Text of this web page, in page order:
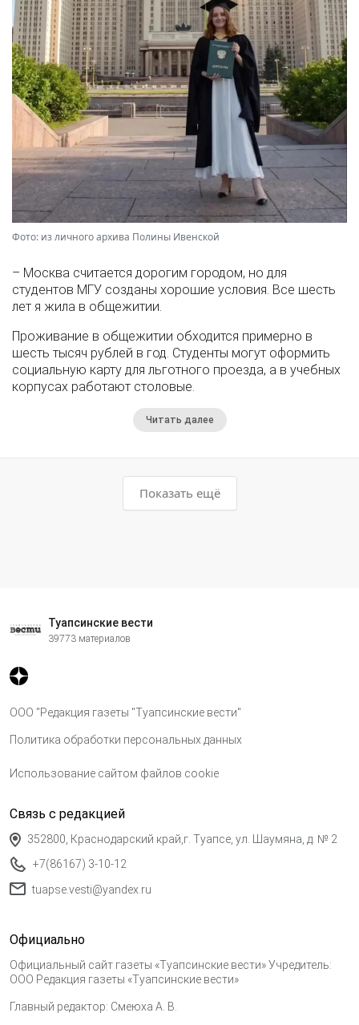
Фото: из личного архива Полины Ивенской
– Москва считается дорогим городом, но для
студентов МГУ созданы хорошие условия. Все шесть
лет я жила в общежитии.
Проживание в общежитии обходится примерно в
шесть тысяч рублей в год. Студенты могут оформить
социальную карту для льготного проезда, а в учебных
корпусах работают столовые.
Читать далее
Показать ещё
Туапсинские вести
39773 материалов
ООО "Редакция газеты "Туапсинские вести"
Политика обработки персональных данных
Использование сайтом файлов cookie
Связь с редакцией
352800, Краснодарский край,г. Туапсе, ул. Шаумяна, д. № 2
+7(86167) 3-10-12
tuapse.vesti@yandex.ru
Официально
Официальный сайт газеты «Туапсинские вести» Учредитель:
ООО Редакция газеты «Туапсинские вести»
Главный редактор: Смеюха А. В.